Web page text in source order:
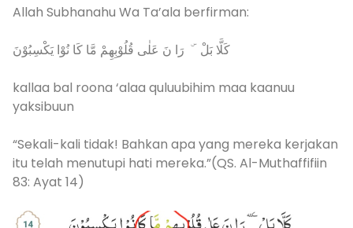
Allah Subhanahu Wa Ta’ala berfirman:
كَلَّا بَلْ ۜ رَا نَ عَلٰى قُلُوْبِهِمْ مَّا كَا نُوْا يَكْسِبُوْنَ
kallaa bal roona ‘alaa quluubihim maa kaanuu
yaksibuun
“Sekali-kali tidak! Bahkan apa yang mereka kerjakan
itu telah menutupi hati mereka.”(QS. Al-Muthaffifiin
83: Ayat 14)